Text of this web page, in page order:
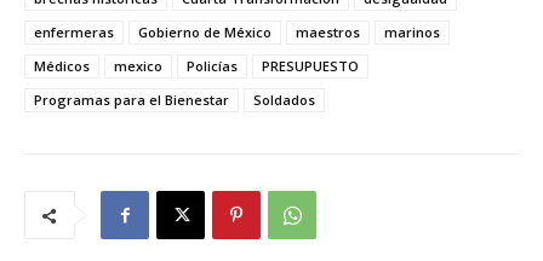
enfermeras
Gobierno de México maestros
marinos
Médicos
mexico Policías
PRESUPUESTO
Programas para el Bienestar
Soldados